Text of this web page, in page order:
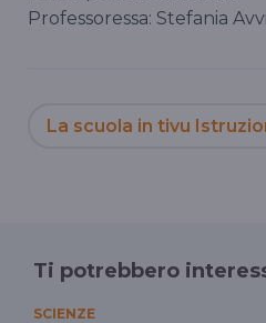
Professoressa: Stefania
La scuola in tivu
Ti potrebbero
SCIENZE